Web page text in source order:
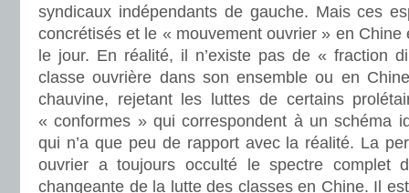
syndicaux indépendants de gauche. Mais ces
concrétisés et le « mouvement ouvrier » en Chine
le jour. En réalité, il n’existe pas de « fraction
classe ouvrière dans son ensemble ou en
chauvine, rejetant les luttes de certains
« conformes » qui correspondent à un schéma
qui n’a que peu de rapport avec la réalité. La
ouvrier a toujours occulté le spectre complet
changeante de la lutte des classes en Chine. Il